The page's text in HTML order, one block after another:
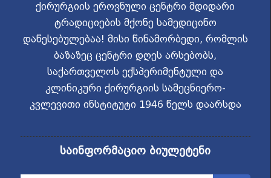
ქირურგიის ეროვნული ცენტრი მდიდარი
ტრადიციების მქონე სამედიცინო
დაწესებულებაა! მისი წინამორბედი, რომლის
ბაზაზეც ცენტრი დღეს არსებობს,
საქართველოს ექსპერიმენტული და
კლინიკური ქირურგიის სამეცნიერო-
კვლევითი ინსტიტუტი 1946 წელს დაარსდა
საინფორმაციო ბიულეტენი